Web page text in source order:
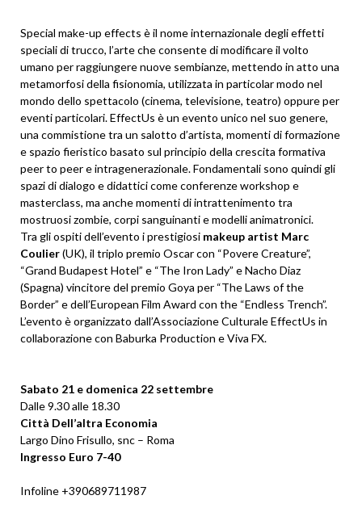
Special make-up effects è il nome internazionale degli effetti
speciali di trucco, l’arte che consente di modificare il volto
umano per raggiungere nuove sembianze, mettendo in atto una
metamorfosi della fisionomia, utilizzata in particolar modo nel
mondo dello spettacolo (cinema, televisione, teatro) oppure per
eventi particolari. EffectUs è un evento unico nel suo genere,
una commistione tra un salotto d’artista, momenti di formazione
e spazio fieristico basato sul principio della crescita formativa
peer to peer e intragenerazionale. Fondamentali sono quindi gli
spazi di dialogo e didattici come conferenze workshop e
masterclass, ma anche momenti di intrattenimento tra
mostruosi zombie, corpi sanguinanti e modelli animatronici.
Tra gli ospiti dell’evento i prestigiosi makeup artist Marc
Coulier(UK), il triplo premio Oscar con “Povere Creature”,
“Grand Budapest Hotel” e “The Iron Lady” e Nacho Diaz
(Spagna) vincitore del premio Goya per “The Laws of the
Border” e dell’European Film Award con the “Endless Trench”.
L’evento è organizzato dall’Associazione Culturale EffectUs in
collaborazione con Baburka Production e Viva FX.
Sabato 21 e domenica 22 settembre
Dalle 9.30 alle 18.30
Città Dell’altra Economia
Largo Dino Frisullo, snc – Roma
Ingresso Euro 7-40
Infoline +390689711987